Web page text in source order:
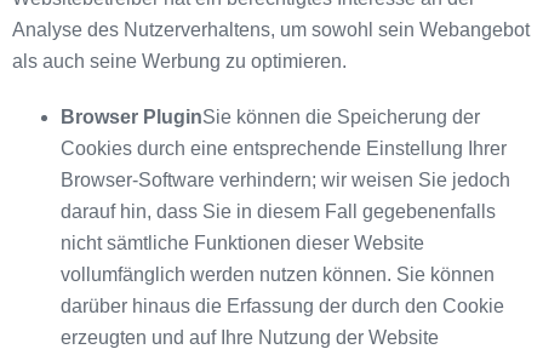
Analyse des Nutzerverhaltens, um sowohl sein Webangebot
als auch seine Werbung zu optimieren.
Browser PluginSie können die Speicherung der
Cookies durch eine entsprechende Einstellung Ihrer
Browser-Software verhindern; wir weisen Sie jedoch
darauf hin, dass Sie in diesem Fall gegebenenfalls
nicht sämtliche Funktionen dieser Website
vollumfänglich werden nutzen können. Sie können
darüber hinaus die Erfassung der durch den Cookie
erzeugten und auf Ihre Nutzung der Website